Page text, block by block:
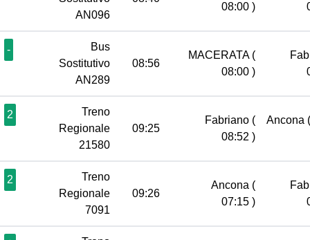
AN096
08:00 )
-
Bus
Sostitutivo
AN289
08:56
MACERATA (
08:00 )
2
Treno
Regionale
21580
09:25
Fabriano (
08:52 )
Ancona
2
Treno
Regionale
7091
09:26
Ancona (
07:15 )